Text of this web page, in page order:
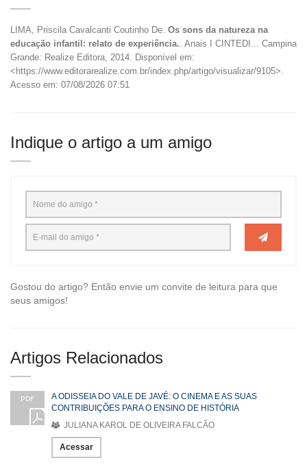
LIMA, Priscila Cavalcanti Coutinho De. Os sons da natureza na
educação infantil: relato de experiência. . Anais I CINTEDI... Campina
Grande: Realize Editora, 2014. Disponível em:
<https://www.editorarealize.com.br/index.php/artigo/visualizar/9105>.
Acesso em: 07/08/2026 07:51
Indique o artigo a um amigo
Gostou do artigo? Então envie um convite de leitura para que
seus amigos!
Artigos Relacionados
PDF
A ODISSEIA DO VALE DE JAVÉ: O CINEMA E AS SUAS
CONTRIBUIÇÕES PARA O ENSINO DE HISTÓRIA
JULIANA KAROL DE OLIVEIRA FALCÃO
Acessar